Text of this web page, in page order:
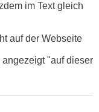
im Text gleich
auf der Webseite
angezeigt "auf dieser